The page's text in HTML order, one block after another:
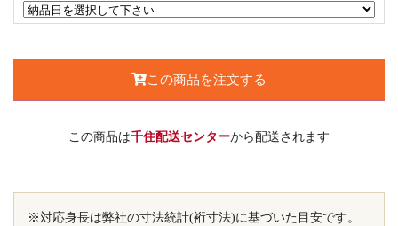
この商品を注文する
この商品は千住配送センターから配送されます
※対応身長は弊社の寸法統計(裄寸法)に基づいた目安です。